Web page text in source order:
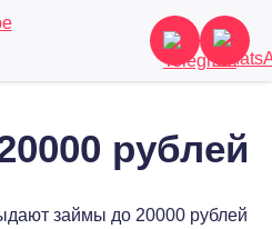
рублей
займы до 20000 рублей